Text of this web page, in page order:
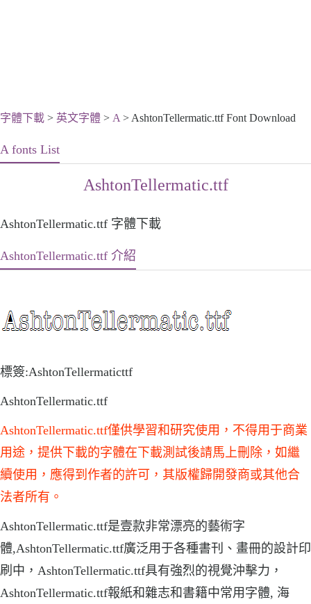
字體下載 > 英文字體 > A > AshtonTellermatic.ttf Font Download
A fonts List
AshtonTellermatic.ttf
AshtonTellermatic.ttf 字體下載
AshtonTellermatic.ttf 介紹
標簽:AshtonTellermaticttf
AshtonTellermatic.ttf
AshtonTellermatic.ttf僅供學習和研究使用，不得用于商業
用途，提供下載的字體在下載測試後請馬上刪除，如繼
續使用，應得到作者的許可，其版權歸開發商或其他合
法者所有。
AshtonTellermatic.ttf是壹款非常漂亮的藝術字
體,AshtonTellermatic.ttf廣泛用于各種書刊、畫冊的設計印
刷中，AshtonTellermatic.ttf具有強烈的視覺沖擊力，
AshtonTellermatic.ttf報紙和雜志和書籍中常用字體, 海